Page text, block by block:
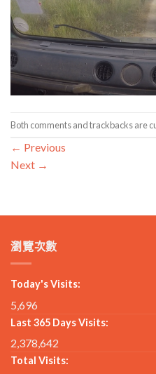
Both comments and trackbacks are
← Previous
Next →
瀏覽次數
Today's Visits:
5,696
Last 365 Days Visits:
2,378,642
Total Visits: